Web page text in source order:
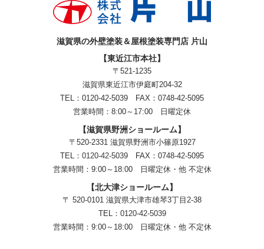
滋賀県の外壁塗装＆屋根塗装専門店 片山
【東近江市本社】
〒521-1235
滋賀県東近江市伊庭町204-32
TEL：0120-42-5039 FAX：0748-42-5095
営業時間：8:00～17:00 日曜定休
【滋賀県野洲ショールーム】
〒520-2331 滋賀県野洲市小篠原1927
TEL： 0120-42-5039 FAX：0748-42-5095
営業時間：9:00～18:00
日曜定休・他 不定休
【北大津ショールーム】
〒 520-0101 滋賀県大津市雄琴3丁目2-38
TEL： 0120-42-5039
営業時間：9:00～18:00
日曜定休・他 不定休